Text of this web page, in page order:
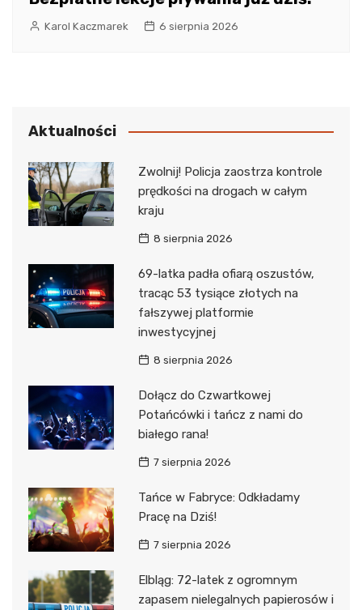
Karol Kaczmarek 6 sierpnia 2026
Aktualności
Zwolnij! Policja zaostrza kontrole
prędkości na drogach w całym
kraju
8 sierpnia 2026
69-latka padła ofiarą oszustów,
tracąc 53 tysiące złotych na
fałszywej platformie
inwestycyjnej
8 sierpnia 2026
Dołącz do Czwartkowej
Potańcówki i tańcz z nami do
białego rana!
7 sierpnia 2026
Tańce w Fabryce: Odkładamy
Pracę na Dziś!
7 sierpnia 2026
Elbląg: 72-latek z ogromnym
zapasem nielegalnych papierosów i